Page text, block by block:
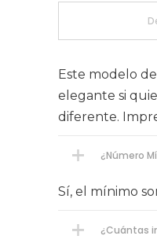
Este modelo
elegante si
diferente.
¿Número
Sí, el mínimo
¿Cuántas